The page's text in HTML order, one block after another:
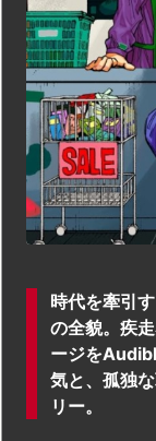
時代を牽引
の全貌。疾
ージを
気と、孤独
リー。